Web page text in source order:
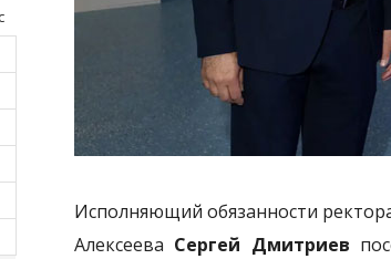
Исполняющий обязанности
Алексеева Сергей Дмитриев